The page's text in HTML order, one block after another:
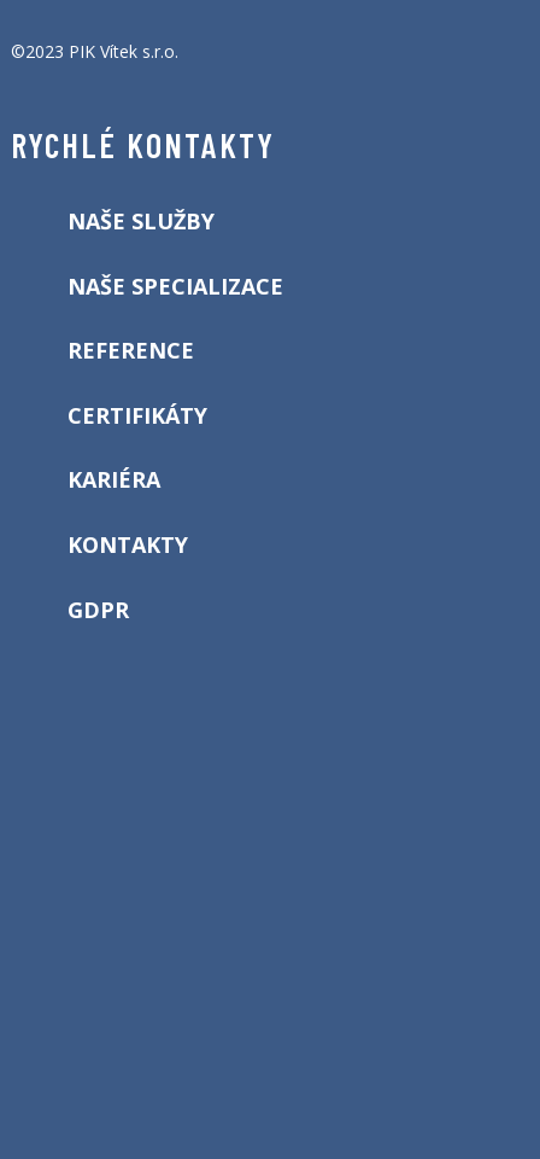
©2023 PIK Vítek s.r.o.
RYCHLÉ KONTAKTY
NAŠE SLUŽBY
NAŠE SPECIALIZACE
REFERENCE
CERTIFIKÁTY
KARIÉRA
KONTAKTY
GDPR